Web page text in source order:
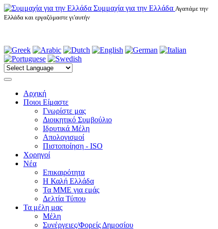
Συμμαχία για την Ελλάδα Αγαπάμε την
Ελλάδα και εργαζόμαστε γι'αυτήν
Αρχική
Ποιοι Είμαστε
Γνωρίστε μας
Διοικητικό Συμβούλιο
Ιδρυτικά Μέλη
Απολογισμοί
Πιστοποίηση - ISO
Χορηγοί
Νέα
Επικαιρότητα
H Καλή Ελλάδα
Τα ΜΜΕ για εμάς
Δελτία Τύπου
Τα μέλη μας
Μέλη
Συνέργειες/Φορείς Δημοσίου